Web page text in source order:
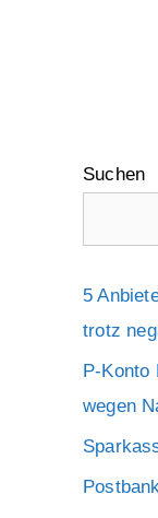
Suchen
5
trotz
P-Konto
wegen